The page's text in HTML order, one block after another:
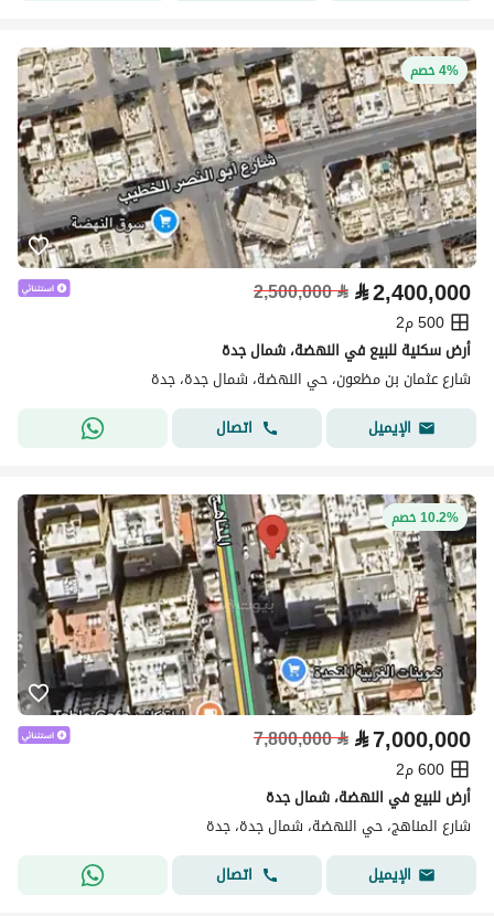
4% خصم
⃁2,400,000
⃁
2,500,000
500 م2
أرض سكنية للبيع في النهضة، شمال جدة
شارع عثمان بن مظعون، حي النهضة، شمال جدة، جدة
الإيميل
اتصال
10.2% خصم
⃁7,000,000
⃁
7,800,000
600 م2
أرض للبيع في النهضة، شمال جدة
شارع المناهج، حي النهضة، شمال جدة، جدة
الإيميل
اتصال